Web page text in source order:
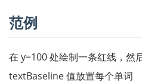
范例
在 y=100 处绘制一条红线，然
textBaseline 值放置每个单词